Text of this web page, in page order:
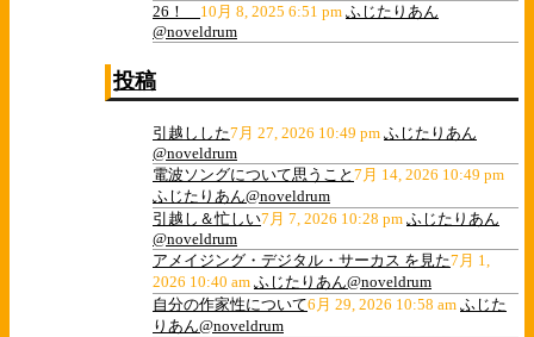
26！ 10月 8, 2025 6:51 pm ふじたりあん
@noveldrum
投稿
引越しした7月 27, 2026 10:49 pm ふじたりあん
@noveldrum
電波ソングについて思うこと 7月 14, 2026 10:49 pm
ふじたりあん@noveldrum
引越し＆忙しい7月 7, 2026 10:28 pm ふじたりあん
@noveldrum
アメイジング・デジタル・サーカス を見た7月 1,
2026 10:40 am ふじたりあん@noveldrum
自分の作家性について6月 29, 2026 10:58 am ふじた
りあん@noveldrum